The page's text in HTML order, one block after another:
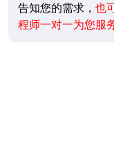
告知您的需求， 也
程师一对一为您服